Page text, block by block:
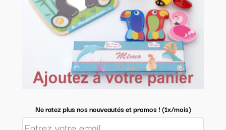
Ne ratez plus nos nouveautés et promos ! (1x/mois)